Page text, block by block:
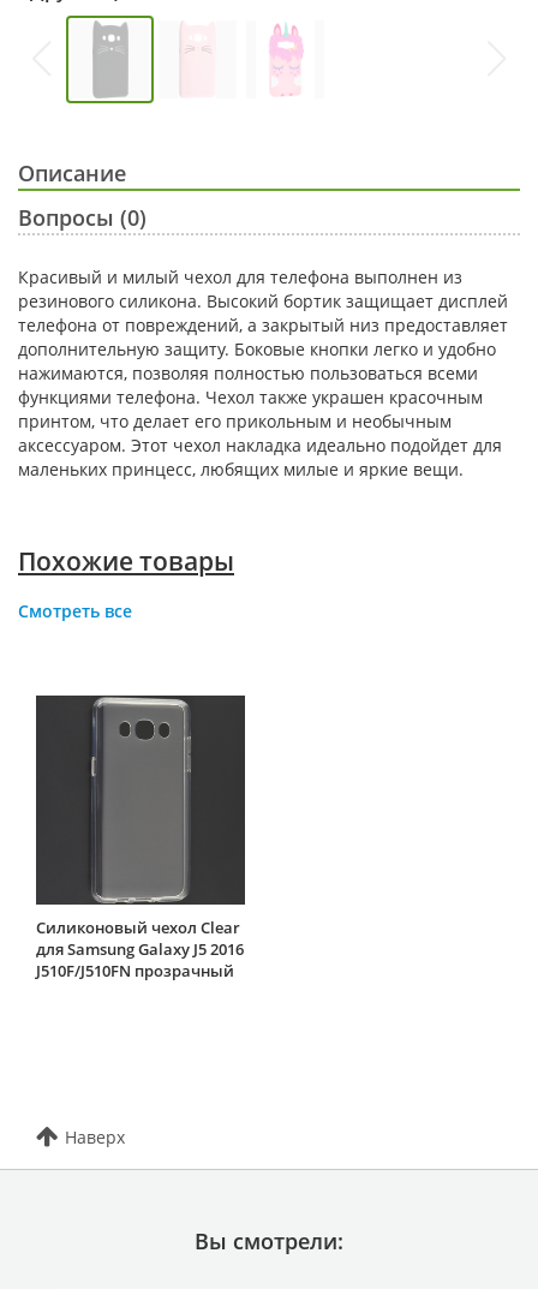
Описание
Вопросы (0)
Красивый и милый чехол для телефона выполнен из
резинового силикона. Высокий бортик защищает дисплей
телефона от повреждений, а закрытый низ предоставляет
дополнительную защиту. Боковые кнопки легко и удобно
нажимаются, позволяя полностью пользоваться всеми
функциями телефона. Чехол также украшен красочным
принтом, что делает его прикольным и необычным
аксессуаром. Этот чехол накладка идеально подойдет для
маленьких принцесс, любящих милые и яркие вещи.
Похожие товары
Смотреть все
Силиконовый чехол Clear
для Samsung Galaxy J5 2016
J510F/J510FN прозрачный
Наверх
Вы смотрели: